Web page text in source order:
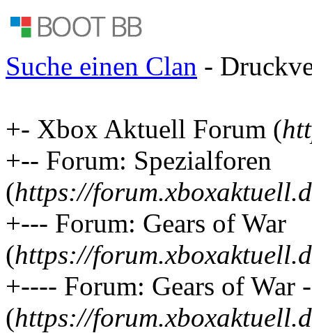
Suche einen Clan -
+- Xbox Aktuell Forum (
+-- Forum: Spezialforen
(https://
+--- Forum: Gears of War
(https://
+---- Forum: Gears of War
(https://